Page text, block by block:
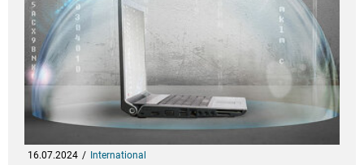
16.07.2024 International